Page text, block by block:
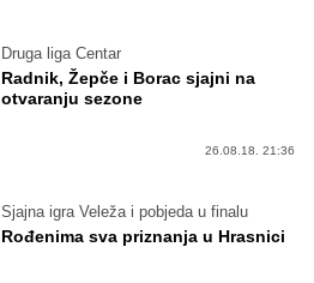
Druga liga Centar
Radnik, Žepče i Borac sjajni na
otvaranju sezone
26.08.18. 21:36
Sjajna igra Veleža i pobjeda u finalu
Rođenima sva priznanja u Hrasnici